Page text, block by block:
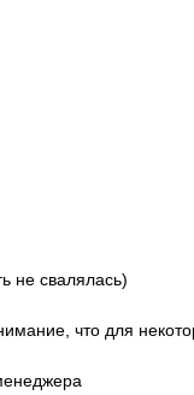
не свалялась)
что для